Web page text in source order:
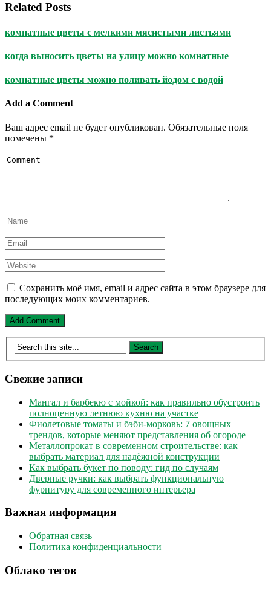
Related Posts
комнатные цветы с мелкими мясистыми листьями
когда выносить цветы на улицу можно комнатные
комнатные цветы можно поливать йодом с водой
Add a Comment
Ваш адрес email не будет опубликован. Обязательные поля
помечены *
Сохранить моё имя, email и адрес сайта в этом браузере для
последующих моих комментариев.
Свежие записи
Мангал и барбекю с мойкой: как правильно обустроить
полноценную летнюю кухню на участке
Фиолетовые томаты и бэби-морковь: 7 овощных
трендов, которые меняют представления об огороде
Металлопрокат в современном строительстве: как
выбрать материал для надёжной конструкции
Как выбрать букет по поводу: гид по случаям
Дверные ручки: как выбрать функциональную
фурнитуру для современного интерьера
Важная информация
Обратная связь
Политика конфиденциальности
Облако тегов